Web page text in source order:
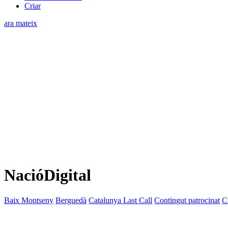
Criar
ara mateix
NacióDigital
Baix Montseny Berguedà Catalunya Last Call Contingut patrocinat